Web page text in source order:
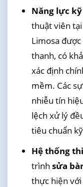
Năng lực
thuật viên
Limosa
thanh, có
xác định
mềm. Các
nhiễu tín
lệch xử lý
tiêu chuẩn
Hệ thống
trình sửa
thực hiện